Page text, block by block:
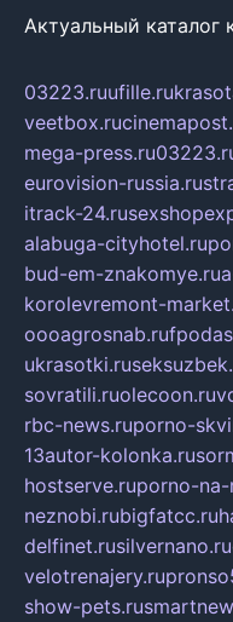
Актуальный каталог
03223.ruufille.ru
veetbox.ru
mega-press.ru
eurovision-russia.ru
itrack-24.ru
alabuga-cityhotel.ru
bud-em-znakomye.ru
korolevremont-
oooagrosnab.ru
ukrasotki.ru
sovratili.ruolecoon.ru
rbc-news.ruporno-
13autor-kolonka.ru
hostserve.ruporno-na-
neznobi.rubigfatcc.ru
delfinet.rusilvernano.ru
velotrenajery.ru
show-pets.ru